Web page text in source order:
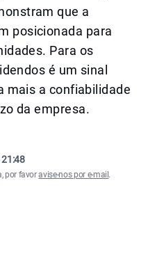
que a
posicionada para
Para os
é um sinal
mais a confiabilidade
da empresa.
por favoravise-nos por e-mail .